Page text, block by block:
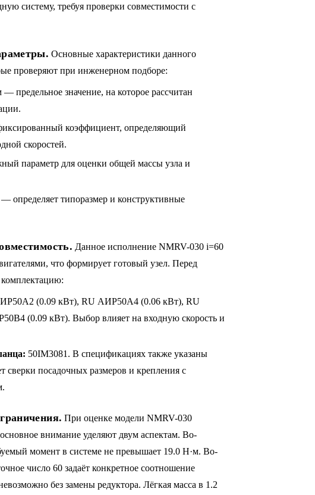
систему, требуя проверки совместимости с
Основные характеристики данного
проверяют при инженерном подборе:
— предельное значение, на которое рассчитан
коэффициент, определяющий
скоростей.
параметр для оценки общей массы узла и
определяет типоразмер и конструктивные
Данное исполнение NMRV-030 i=60
что формирует готовый узел. Перед
(0.09 кВт), RU АИР50A4 (0.06 кВт), RU
(0.09 кВт). Выбор влияет на входную скорость и
50IM3081. В спецификациях также указаны
сверки посадочных размеров и крепления с
При оценке модели NMRV-030
внимание уделяют двум аспектам. Во-
момент в системе не превышает 19.0 Н·м. Во-
число 60 задаёт конкретное соотношение
без замены редуктора. Лёгкая масса в 1.2